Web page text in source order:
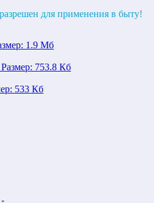
для применения в быту!
1.9 Мб
Размер: 753.8 Кб
533 Кб